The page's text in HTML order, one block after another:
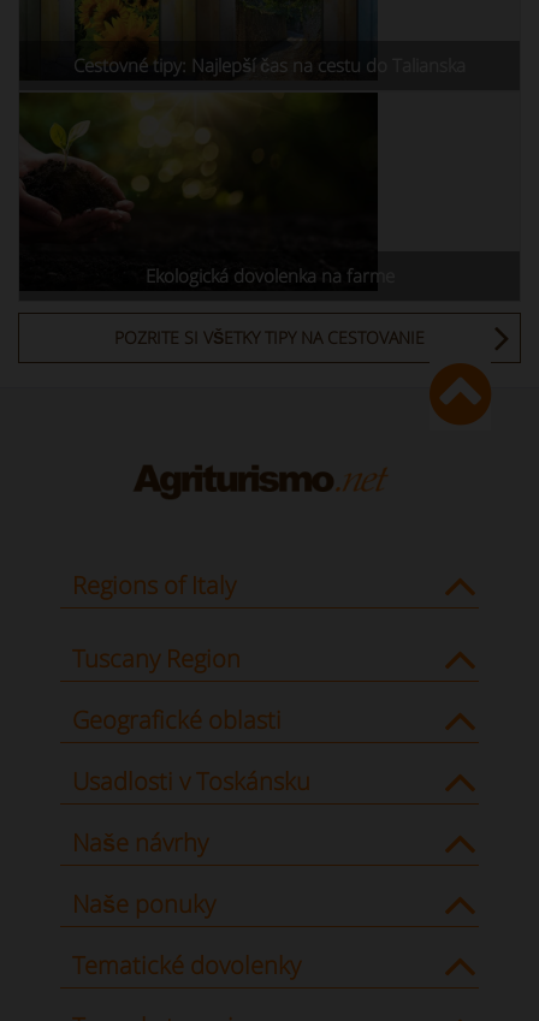
Cestovné tipy: Najlepší čas na cestu do Talianska
Ekologická dovolenka na farme
POZRITE SI VŠETKY TIPY NA CESTOVANIE
Regions of Italy
Tuscany Region
Geografické oblasti
Usadlosti v Toskánsku
Naše návrhy
Naše ponuky
Tematické dovolenky